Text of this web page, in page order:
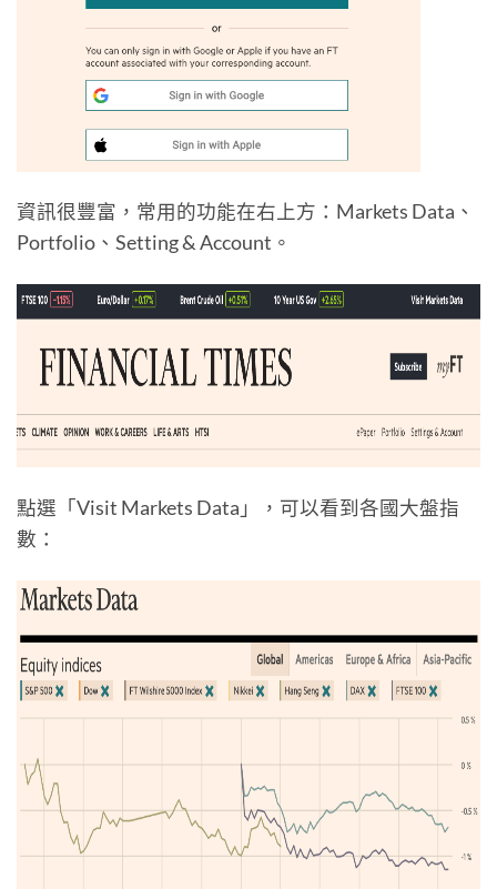
資訊很豐富，常用的功能在右上方：Markets Data、
Portfolio、Setting & Account。
點選「Visit Markets Data」，可以看到各國大盤指
數：